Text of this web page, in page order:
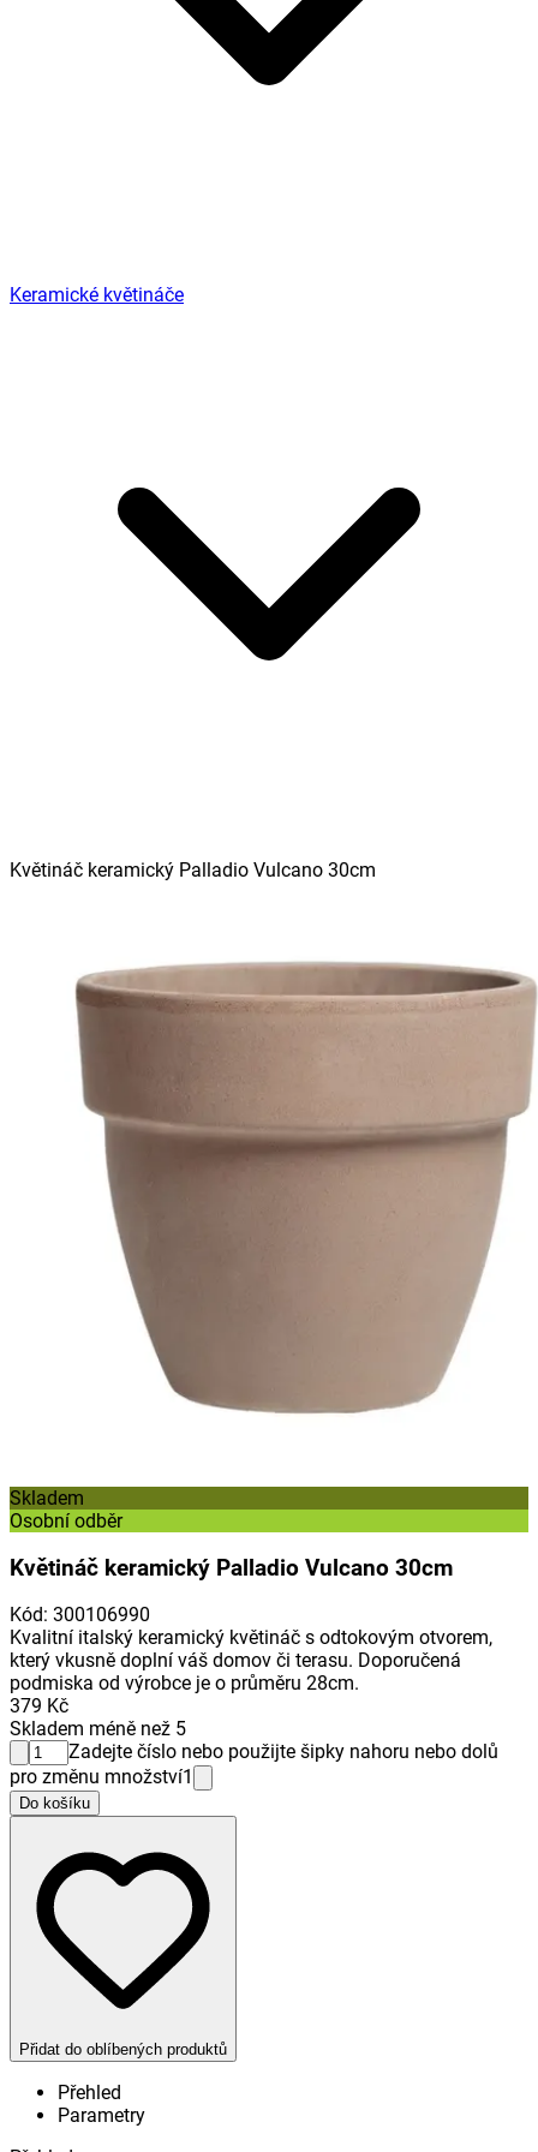
Keramické květináče
Květináč keramický Palladio Vulcano 30cm
Skladem
Osobní odběr
Květináč keramický Palladio Vulcano 30cm
Kód: 300106990
Kvalitní italský keramický květináč s odtokovým otvorem,
který vkusně doplní váš domov či terasu. Doporučená
podmiska od výrobce je o průměru 28cm.
379 Kč
Skladem méně než 5
Zadejte číslo nebo použijte šipky nahoru nebo dolů
pro změnu množství1
Do košíku
Přidat do oblíbených produktů
Přehled
Parametry